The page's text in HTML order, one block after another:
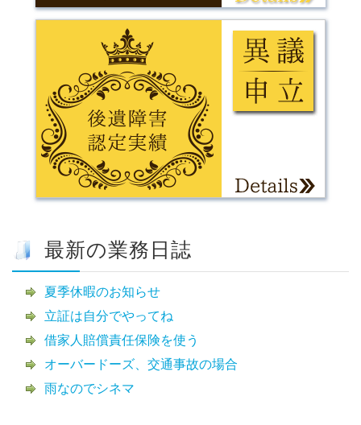
最新の業務日誌
夏季休暇のお知らせ
立証は自分でやってね
借家人賠償責任保険を使う
オーバードーズ、交通事故の場合
雨なのでシネマ